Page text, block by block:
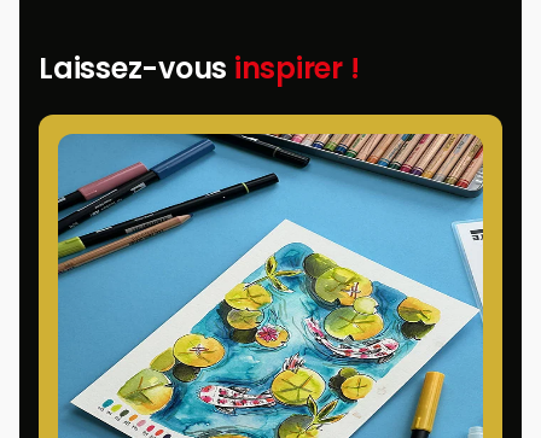
Laissez-vous inspirer !